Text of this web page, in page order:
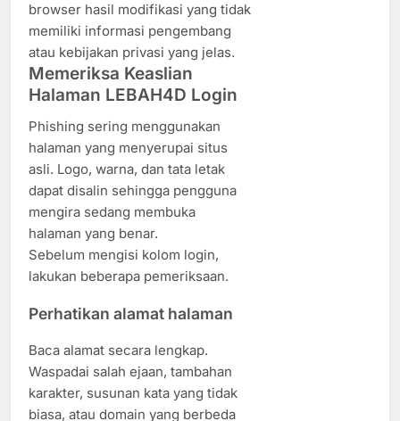
browser hasil modifikasi yang tidak
memiliki informasi pengembang
atau kebijakan privasi yang jelas.
Memeriksa Keaslian
Halaman LEBAH4D Login
Phishing sering menggunakan
halaman yang menyerupai situs
asli. Logo, warna, dan tata letak
dapat disalin sehingga pengguna
mengira sedang membuka
halaman yang benar.
Sebelum mengisi kolom login,
lakukan beberapa pemeriksaan.
Perhatikan alamat halaman
Baca alamat secara lengkap.
Waspadai salah ejaan, tambahan
karakter, susunan kata yang tidak
biasa, atau domain yang berbeda